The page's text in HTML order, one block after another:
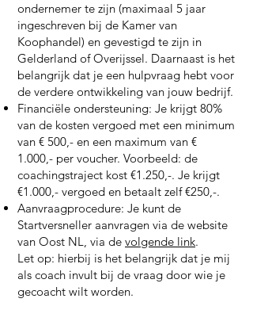
ondernemer te zijn (maximaal 5 jaar
ingeschreven bij de Kamer van
Koophandel) en gevestigd te zijn in
Gelderland of Overijssel. Daarnaast is het
belangrijk dat je een hulpvraag hebt voor
de verdere ontwikkeling van jouw bedrijf.
Financiële ondersteuning: Je krijgt 80%
van de kosten vergoed met een minimum
van € 500,- en een maximum van €
1.000,- per voucher. Voorbeeld: de
coachingstraject kost €1.250,-. Je krijgt
€1.000,- vergoed en betaalt zelf €250,-.
Aanvraagprocedure: Je kunt de
Startversneller aanvragen via de website
van Oost NL, via de volgende link.
Let op: hierbij is het belangrijk dat je mij
als coach invult bij de vraag door wie je
gecoacht wilt worden.